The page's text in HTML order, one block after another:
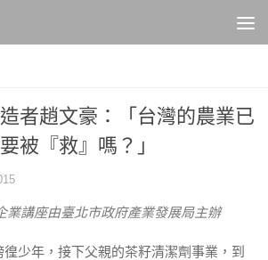
者趙文豪：「台灣的農業已
被『救』嗎？」
業講座由臺北市政府產業發展局主辦
少年，接下父親的茶籽清潔劑事業，到